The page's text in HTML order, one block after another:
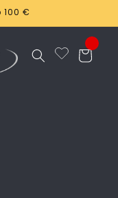
€
Warenkorb